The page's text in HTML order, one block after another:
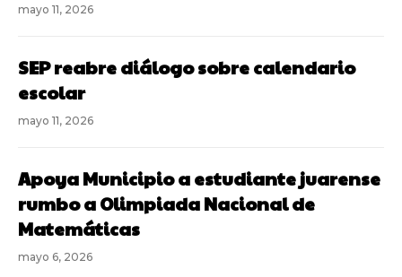
mayo 11, 2026
SEP reabre diálogo sobre calendario
escolar
mayo 11, 2026
Apoya Municipio a estudiante juarense
rumbo a Olimpiada Nacional de
Matemáticas
mayo 6, 2026